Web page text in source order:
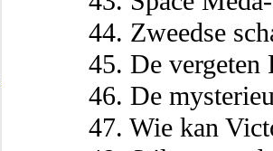
44. Zweedse
45. De vergeten
46. De
47. Wie kan